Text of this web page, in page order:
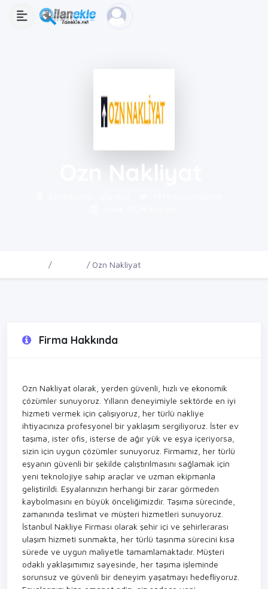
Ozn Nakliyat
Ozn Nakliyat
Firma Hakkında
Ozn Nakliyat olarak, yerden güvenli, hızlı ve ekonomik
çözümler sunuyoruz. Yılların deneyimiyle sektörde en iyi
hizmeti vermek için çalışıyoruz, her türlü nakliye
ihtiyacınıza profesyonel bir yaklaşım sergiliyoruz. İster ev
taşıma, ister ofis, isterse de ağır yük ve eşya içeriyorsa,
sizin için uygun çözümler sunuyoruz. Firmamız, her türlü
eşyanın güvenli bir şekilde çalıştırılmasını sağlamak için
yeni teknolojiye sahip araçlar ve uzman ekipmanla
geliştirildi. Eşyalarınızın herhangi bir zarar görmeden
kaybolmasını en büyük önceliğimizdir. Taşıma sürecinde,
zamanında teslimat ve müşteri hizmetleri sunuyoruz.
İstanbul Nakliye Firması olarak şehir içi ve şehirlerarası
ulaşım hizmeti sunmakta, her türlü taşınma sürecini kısa
sürede ve uygun maliyetle tamamlamaktadır. Müşteri
odaklı yaklaşımımız sayesinde, her taşıma işleminde
sorunsuz ve güvenli bir deneyim yaşatmayı hedefliyoruz.